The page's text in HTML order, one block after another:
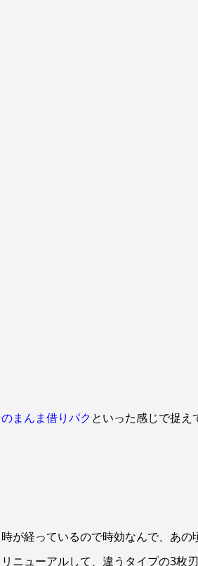
まんま借りパクといった感じで捉え
が経っているので時効なんで、あの
ニューアルして、違うタイプの3枚